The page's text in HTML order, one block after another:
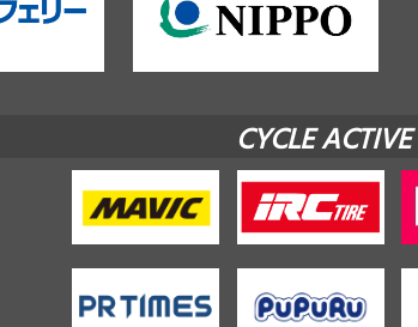
CYCLE